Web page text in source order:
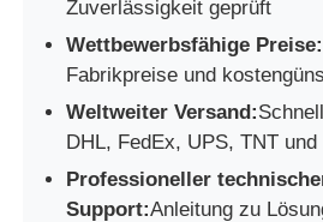
Zuverlässigkeit geprüft
Wettbewerbsfähige Preise:
Fabrikpreise und
Weltweiter Versand:
DHL, FedEx, UPS, TNT
Professioneller
Support:Anleitung zu